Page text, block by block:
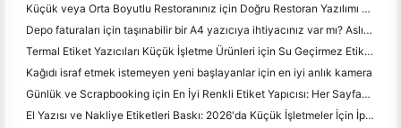
Küçük veya Orta Boyutlu Restoranınız için Doğru Restoran Yazılımı Nasıl Seçilir
Depo faturaları için taşınabilir bir A4 yazıcıya ihtiyacınız var mı? Aslında ne çalışır
Termal Etiket Yazıcıları Küçük İşletme Ürünleri için Su Geçirmez Etiketler Yapabilir mi?
Kağıdı israf etmek istemeyen yeni başlayanlar için en iyi anlık kamera
Günlük ve Scrapbooking için En İyi Renkli Etiket Yapıcısı: Her Sayfaya Daha Fazla Renk Ekle
El Yazısı ve Nakliye Etiketleri Baskı: 2026'da Küçük İşletmeler İçin İpuçları